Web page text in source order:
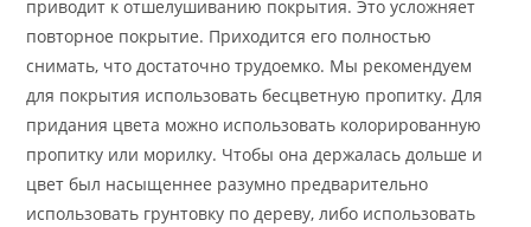
приводит к отшелушиванию покрытия. Это усложняет
повторное покрытие. Приходится его полностью
снимать, что достаточно трудоемко. Мы рекомендуем
для покрытия использовать бесцветную пропитку. Для
придания цвета можно использовать колорированную
пропитку или морилку. Чтобы она держалась дольше и
цвет был насыщеннее разумно предварительно
использовать грунтовку по дереву, либо использовать